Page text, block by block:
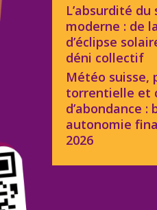
L’absurdité du
moderne : de
d’éclipse
déni collectif
Météo suisse,
torrentielle et
d’abondance :
autonomie
2026